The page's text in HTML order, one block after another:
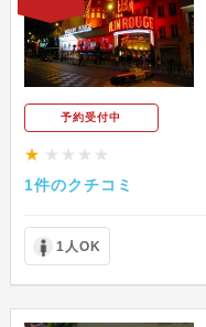
予約受付中
★ ★★★★
1件のクチコミ
1人OK